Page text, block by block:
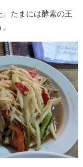
たまには酵素の王